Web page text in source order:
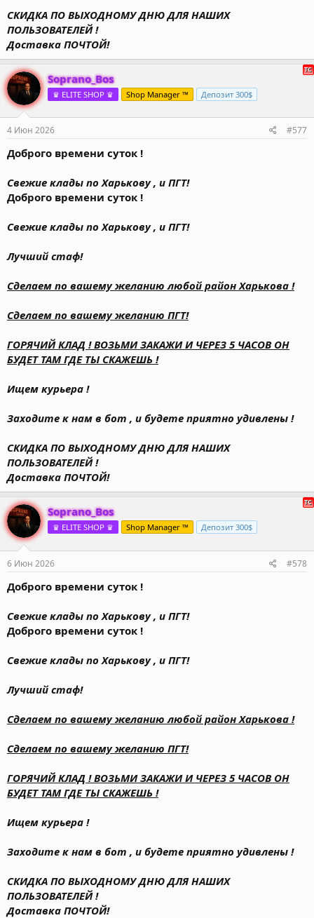
СКИДКА ПО ВЫХОДНОМУ ДНЮ ДЛЯ НАШИХ
ПОЛЬЗОВАТЕЛЕЙ !
Доставка ПОЧТОЙ!
Soprano_Bos
♛ ELITE SHOP ♛ Shop Manager ™ Депозит 300$
4 Июн 2026 #577
Доброго времени суток !
Свежие клады по Харькову , и ПГТ!
Доброго времени суток !
Свежие клады по Харькову , и ПГТ!
Лучший стаф!
Сделаем по вашему желанию любой район Харькова !
Сделаем по вашему желанию ПГТ!
ГОРЯЧИЙ КЛАД ! ВОЗЬМИ ЗАКАЖИ И ЧЕРЕЗ 5 ЧАСОВ ОН
БУДЕТ ТАМ ГДЕ ТЫ СКАЖЕШЬ !
Ищем курьера !
Заходите к нам в бот , и будете приятно удивлены !
СКИДКА ПО ВЫХОДНОМУ ДНЮ ДЛЯ НАШИХ
ПОЛЬЗОВАТЕЛЕЙ !
Доставка ПОЧТОЙ!
Soprano_Bos
♛ ELITE SHOP ♛ Shop Manager ™ Депозит 300$
6 Июн 2026 #578
Доброго времени суток !
Свежие клады по Харькову , и ПГТ!
Доброго времени суток !
Свежие клады по Харькову , и ПГТ!
Лучший стаф!
Сделаем по вашему желанию любой район Харькова !
Сделаем по вашему желанию ПГТ!
ГОРЯЧИЙ КЛАД ! ВОЗЬМИ ЗАКАЖИ И ЧЕРЕЗ 5 ЧАСОВ ОН
БУДЕТ ТАМ ГДЕ ТЫ СКАЖЕШЬ !
Ищем курьера !
Заходите к нам в бот , и будете приятно удивлены !
СКИДКА ПО ВЫХОДНОМУ ДНЮ ДЛЯ НАШИХ
ПОЛЬЗОВАТЕЛЕЙ !
Доставка ПОЧТОЙ!